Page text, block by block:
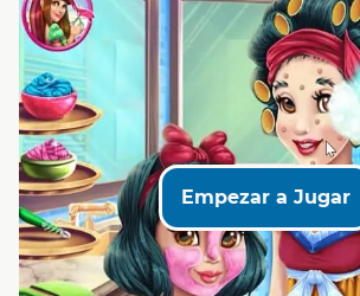
Empezar a Jugar